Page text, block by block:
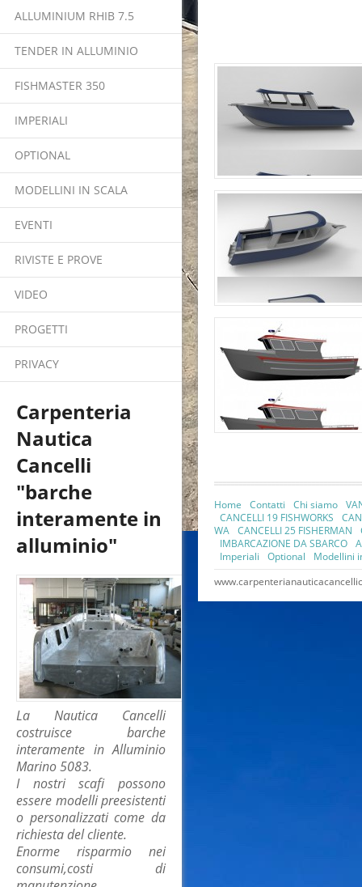
ALLUMINIUM RHIB 7.5
TENDER IN ALLUMINIO
FISHMASTER 350
IMPERIALI
OPTIONAL
MODELLINI IN SCALA
EVENTI
RIVISTE E PROVE
VIDEO
PROGETTI
PRIVACY
Carpenteria
Nautica
Cancelli
"barche
interamente in
alluminio"
La Nautica Cancelli
costruisce barche
interamente in Alluminio
Marino 5083.
I nostri scafi possono
essere modelli preesistenti
o personalizzati come da
richiesta del cliente.
Enorme risparmio nei
consumi,costi di
Home Contatti Chi siamo
CANCELLI 19 FISHWORKS
WA CANCELLI 25 FISHERMAN
IMBARCAZIONE DA SBARCO
Imperiali
Optional
Modellini